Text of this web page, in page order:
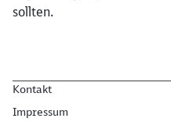
sollten.
Kontakt
Impressum